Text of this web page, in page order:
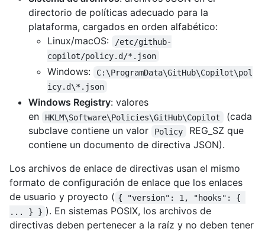
directorio de políticas adecuado para la
plataforma, cargados en orden alfabético:
Linux/macOS:
/etc/github-
copilot/policy.d/*.json
Windows:
C:\ProgramData\GitHub\Copilot\pol
icy.d\*.json
Windows Registry: valores
en
HKLM\Software\Policies\GitHub\Copilot
(cada
subclave contiene un valor
Policy
REG_SZ que
contiene un documento de directiva JSON).
Los archivos de enlace de directivas usan el mismo
formato de configuración de enlace que los enlaces
de usuario y proyecto ( { "version": 1, "hooks": {
... } } ). En sistemas POSIX, los archivos de
directivas deben pertenecer a la raíz y no deben tener